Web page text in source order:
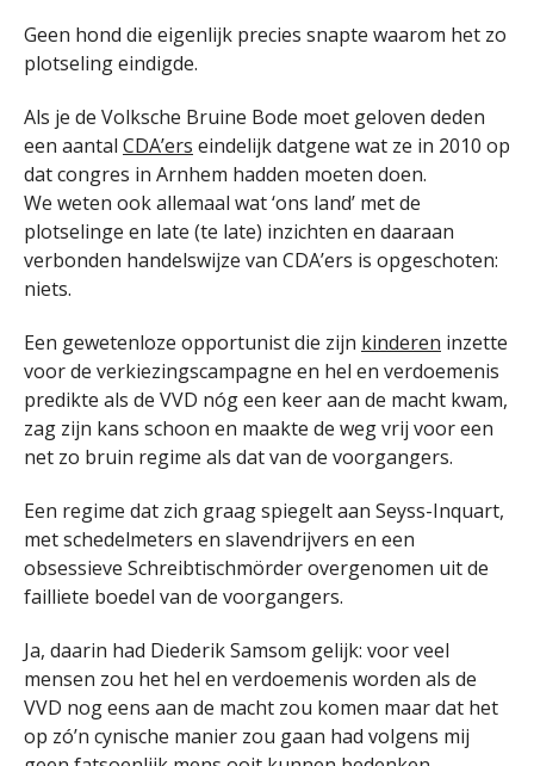
Geen hond die eigenlijk precies snapte waarom het zo
plotseling eindigde.
Als je de Volksche Bruine Bode moet geloven deden
een aantal CDA’ers eindelijk datgene wat ze in 2010 op
dat congres in Arnhem hadden moeten doen.
We weten ook allemaal wat ‘ons land’ met de
plotselinge en late (te late) inzichten en daaraan
verbonden handelswijze van CDA’ers is opgeschoten:
niets.
Een gewetenloze opportunist die zijn kinderen inzette
voor de verkiezingscampagne en hel en verdoemenis
predikte als de VVD nóg een keer aan de macht kwam,
zag zijn kans schoon en maakte de weg vrij voor een
net zo bruin regime als dat van de voorgangers.
Een regime dat zich graag spiegelt aan Seyss-Inquart,
met schedelmeters en slavendrijvers en een
obsessieve Schreibtischmörder overgenomen uit de
failliete boedel van de voorgangers.
Ja, daarin had Diederik Samsom gelijk: voor veel
mensen zou het hel en verdoemenis worden als de
VVD nog eens aan de macht zou komen maar dat het
op zó’n cynische manier zou gaan had volgens mij